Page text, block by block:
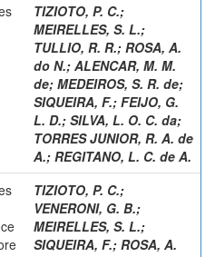
TIZIOTO, P. C.;
MEIRELLES, S. L.;
TULLIO, R. R.; ROSA, A.
do N.; ALENCAR, M. M.
de; MEDEIROS, S. R. de;
SIQUEIRA, F.; FEIJO, G.
L. D.; SILVA, L. O. C. da;
TORRES JUNIOR, R. A. de
A.; REGITANO, L. C. de A.
TIZIOTO, P. C.;
VENERONI, G. B.;
MEIRELLES, S. L.;
SIQUEIRA, F.; ROSA, A.